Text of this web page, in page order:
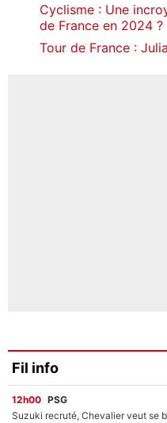
Cyclisme : Une
de France en 2024 ?
Tour de France :
Fil info
12h00 PSG